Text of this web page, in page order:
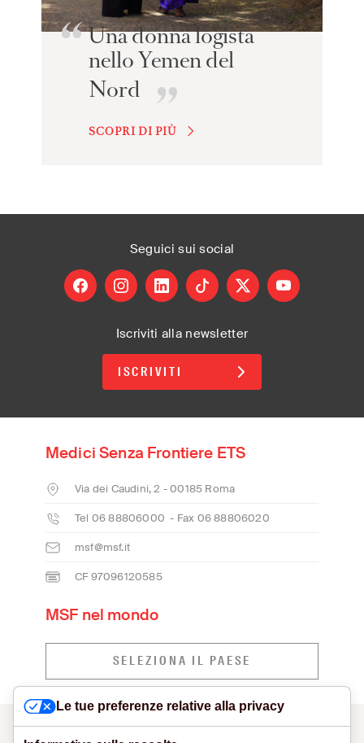
Una donna logista
nello Yemen del
Nord
SCOPRI DI PIÙ
Seguici sui social
facebookinstagramlinkedintiktok X youtube
Iscriviti alla newsletter
ISCRIVITI
Medici Senza Frontiere ETS
Via dei Caudini, 2 - 00185 Roma
Tel 06 88806000 - Fax 06 88806020
msf@msf.it
CF 97096120585
MSF nel mondo
SELEZIONA IL PAESE
CONTATTI
MODELLO ORGANIZZATIVO E SEGNALAZIONI
Le tue preferenze relative alla privacy